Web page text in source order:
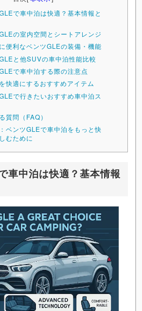
で車中泊は快適？基本情報と
の室内空間とシートアレンジ
便利なベンツGLEの装備・機能
と他SUVの車中泊性能比較
で車中泊する際の注意点
快適にするおすすめアイテム
で行きたいおすすめ車中泊ス
質問（FAQ）
ベンツGLEで車中泊をもっと快
むために
車中泊は快適？基本情報